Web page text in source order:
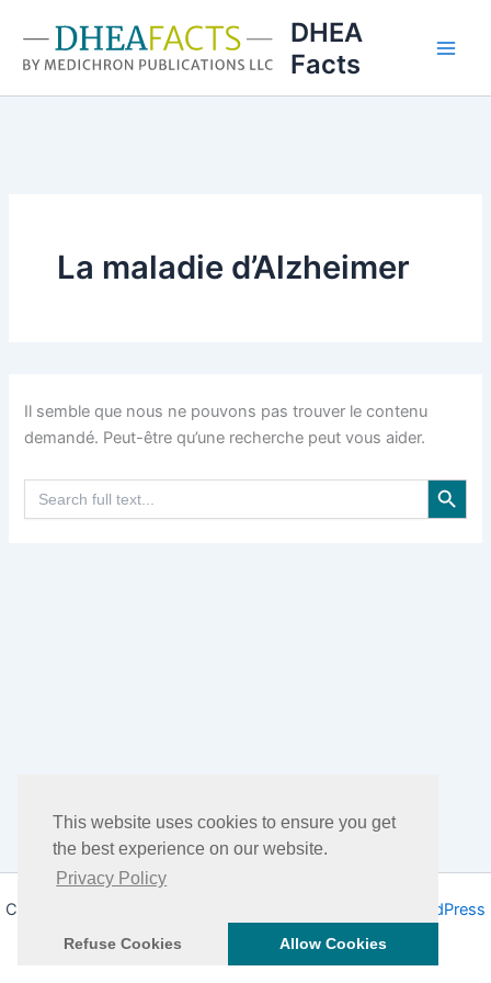
This website uses cookies to ensure you get
the best experience on our website.
Privacy Policy
Refuse Cookies Allow Cookies
contenu
DHEA
Facts
La maladie d’Alzheimer
Il semble que nous ne pouvons pas trouver le contenu
demandé. Peut-être qu’une recherche peut vous aider.
Search
for:
Search Button
Copyright © 2026 DHEA Facts | Propulsé par
Thème WordPress